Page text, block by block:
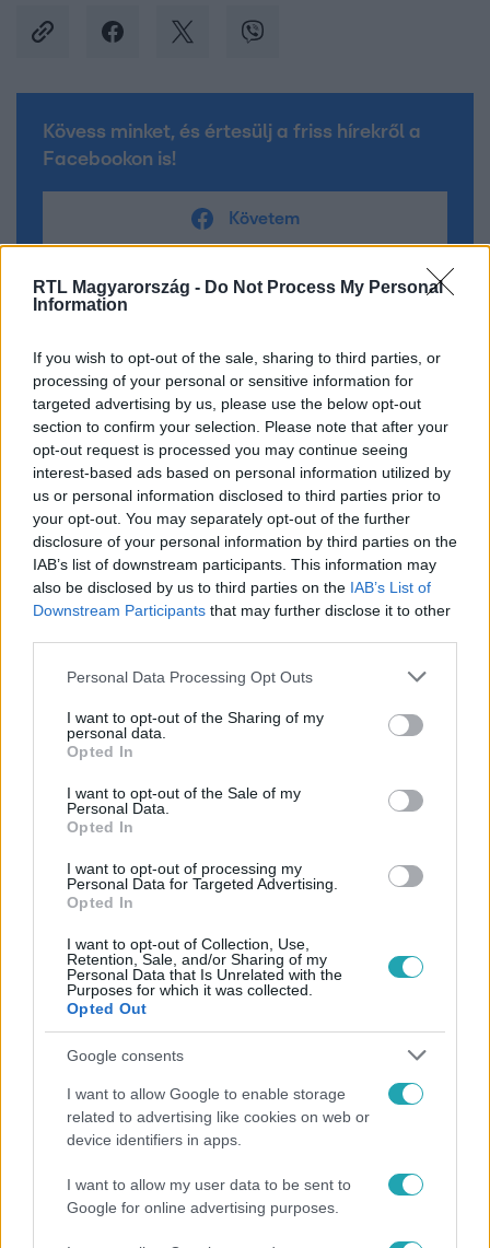
RTL Magyarország - Do Not Process My Personal
Information
If you wish to opt-out of the sale, sharing to third parties, or
processing of your personal or sensitive information for
targeted advertising by us, please use the below opt-out
section to confirm your selection. Please note that after your
opt-out request is processed you may continue seeing
interest-based ads based on personal information utilized by
us or personal information disclosed to third parties prior to
your opt-out. You may separately opt-out of the further
disclosure of your personal information by third parties on the
IAB’s list of downstream participants. This information may
also be disclosed by us to third parties on the IAB’s List of
Downstream Participants that may further disclose it to other
Please note that this website/app uses one or more Google
not limited to your visit or usage behaviour. You may click to
grant or deny consent to Google and its third-party tags to
use your data for below specified purposes in below Google
consent section.
Personal Data Processing Opt Outs
I want to opt-out of the Sharing of my
personal data.
Opted In
I want to opt-out of the Sale of my
Personal Data.
Opted In
I want to opt-out of processing my
Personal Data for Targeted Advertising.
Opted In
I want to opt-out of Collection, Use,
Retention, Sale, and/or Sharing of my
Personal Data that Is Unrelated with the
Purposes for which it was collected.
Opted Out
Google consents
I want to allow Google to enable storage
related to advertising like cookies on web or
device identifiers in apps.
I want to allow my user data to be sent to
Google for online advertising purposes.
Kövess minket, és értesülj a friss hírekről a
Facebookon is!
Követem
#CELEBKLUB #RTL #RTL KLUB #REISZ GÁBOR
#ROSSZ VERSEK #VAN VALAMI FURCSA
VAN VALAMI FURCSA ÉS MEGMAGYARÁZHATATLAN
#BARABÁS ÉVA #PORTRÉ
Népszerű
Életmód
Gyakori tévhit dől meg a ventilátorról – így
érdemes használni a fizikus szerint